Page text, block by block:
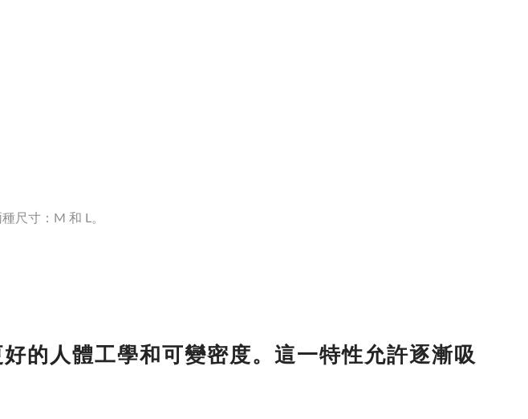
尺寸：M 和 L。
的人體工學和可變密度。這一特性允許逐漸吸